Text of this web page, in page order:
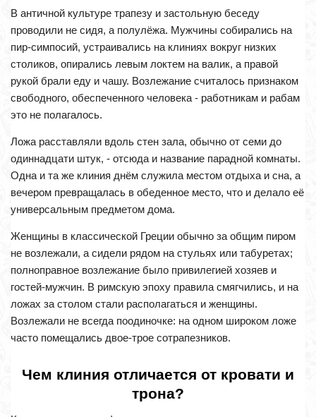
В античной культуре трапезу и застольную беседу
проводили не сидя, а полулёжа. Мужчины собирались на
пир-симпосий, устраивались на клиниях вокруг низких
столиков, опирались левым локтем на валик, а правой
рукой брали еду и чашу. Возлежание считалось признаком
свободного, обеспеченного человека - работникам и рабам
это не полагалось.
Ложа расставляли вдоль стен зала, обычно от семи до
одиннадцати штук, - отсюда и название парадной комнаты.
Одна и та же клиния днём служила местом отдыха и сна, а
вечером превращалась в обеденное место, что и делало её
универсальным предметом дома.
Женщины в классической Греции обычно за общим пиром
не возлежали, а сидели рядом на стульях или табуретах;
полноправное возлежание было привилегией хозяев и
гостей-мужчин. В римскую эпоху правила смягчились, и на
ложах за столом стали располагаться и женщины.
Возлежали не всегда поодиночке: на одном широком ложе
часто помещались двое-трое сотрапезников.
Чем клиния отличается от кровати и
трона?